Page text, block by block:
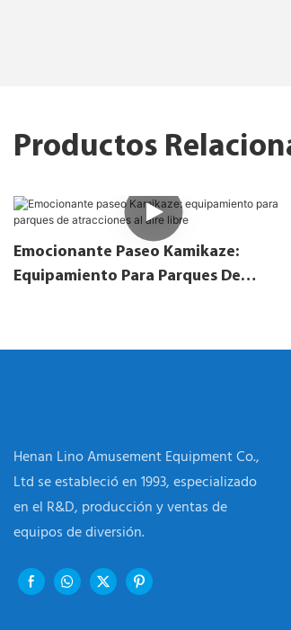
Productos
Emocionante Paseo Kamikaze:
Equipamiento Para Parques De
Henan Lino Amusement Equipment Co.,
Ltd se estableció en 1993, especializado
en el R&D, producción y ventas de
equipos de diversión.